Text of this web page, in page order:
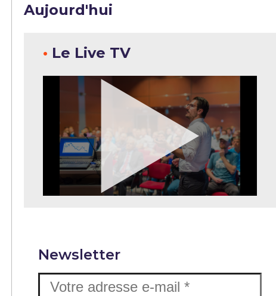
Aujourd'hui
• Le Live TV
Newsletter